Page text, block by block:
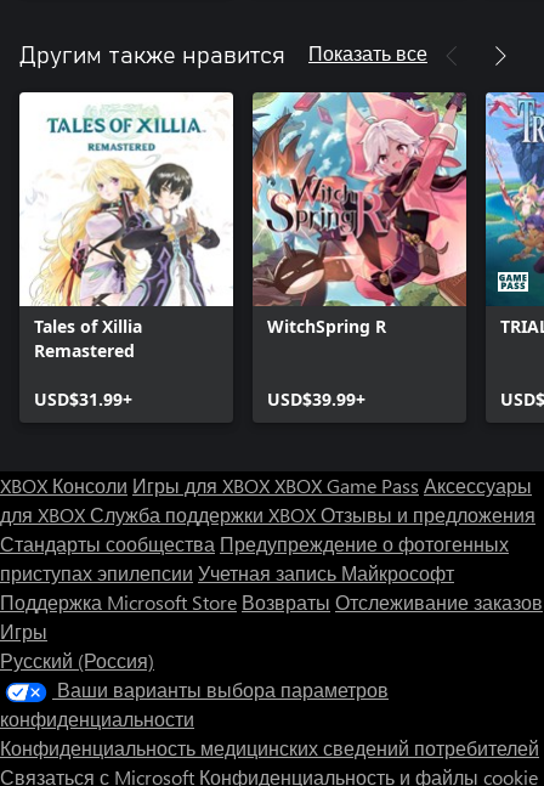
Другим также нравится Показать все
Tales of Xillia
Remastered
USD$31.99+
WitchSpring R
USD$39.99+
XBOX Консоли Игры для XBOXXBOX Game Pass Аксессуары
для XBOXСлужба поддержки XBOXОтзывы и предложения
Стандарты сообщества Предупреждение о фотогенных
приступах эпилепсии Учетная запись Майкрософт
Поддержка Microsoft Store Возвраты Отслеживание заказов
Игры
Русский (Россия)
Ваши варианты выбора параметров
конфиденциальности
Конфиденциальность медицинских сведений потребителей
Связаться с Microsoft Конфиденциальность и файлы cookie